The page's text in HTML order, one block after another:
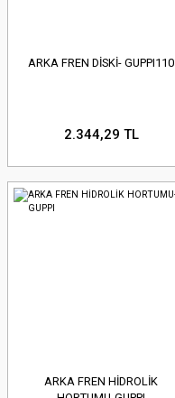
ARKA FREN DİSKİ- GUPPI110
2.344,29 TL
ARKA FREN HİDROLİK